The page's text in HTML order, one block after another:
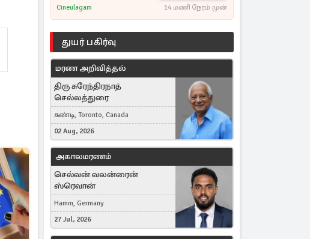
Cineulagam 14 மணி நேரம் முன்
துயர் பகிர்வு
மரண அறிவித்தல்
திரு சுரேந்திரநாத்
செல்லத்துரை
கண்டி, Toronto, Canada
02 Aug, 2026
அகாலமரணம்
செல்வன் வலன்ரைன்
ஸ்ரெவான்
Hamm, Germany
27 Jul, 2026